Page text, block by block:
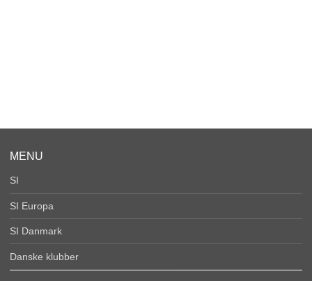
MENU
SI
SI Europa
SI Danmark
Danske klubber